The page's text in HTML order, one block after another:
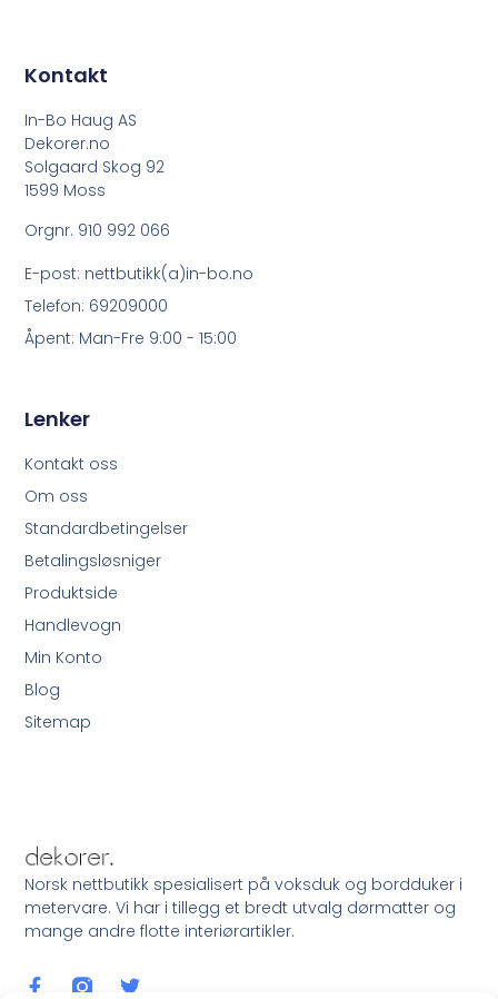
Norsk nettbutikk spesialisert på voksduk og bordduker i
metervare. Vi har i tillegg et bredt utvalg dørmatter og
mange andre flotte interiørartikler.
Lenker
Kontakt oss
Om oss
Standardbetingelser
Betalingsløsniger
Produktside
Handlevogn
Min Konto
Blog
Sitemap
Kontakt
In-Bo Haug AS
Dekorer.no
Solgaard Skog 92
1599 Moss
Orgnr. 910 992 066
E-post: nettbutikk(a)in-bo.no
Telefon: 69209000
Åpent: Man-Fre 9:00 - 15:00